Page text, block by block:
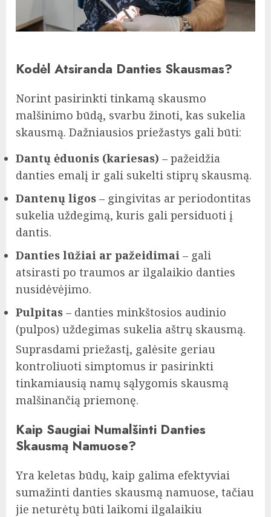
Kodėl Atsiranda Danties Skausmas?
Norint pasirinkti tinkamą skausmo
malšinimo būdą, svarbu žinoti, kas sukelia
skausmą. Dažniausios priežastys gali būti:
Dantų ėduonis (kariesas) – pažeidžia
danties emalį ir gali sukelti stiprų skausmą.
Dantenų ligos – gingivitas ar periodontitas
sukelia uždegimą, kuris gali persiduoti į
dantis.
Danties lūžiai ar pažeidimai – gali
atsirasti po traumos ar ilgalaikio danties
nusidėvėjimo.
Pulpitas – danties minkštosios audinio
(pulpos) uždegimas sukelia aštrų skausmą.
Suprasdami priežastį, galėsite geriau
kontroliuoti simptomus ir pasirinkti
tinkamiausią namų sąlygomis skausmą
malšinančią priemonę.
Kaip Saugiai Numalšinti Danties
Skausmą Namuose?
Yra keletas būdų, kaip galima efektyviai
sumažinti danties skausmą namuose, tačiau
jie neturėtų būti laikomi ilgalaikiu